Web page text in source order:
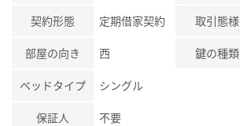
契約形態 定期借家契約 取引態様
部屋の向き 西 鍵の種類
ベッドタイプ シングル
保証人 不要